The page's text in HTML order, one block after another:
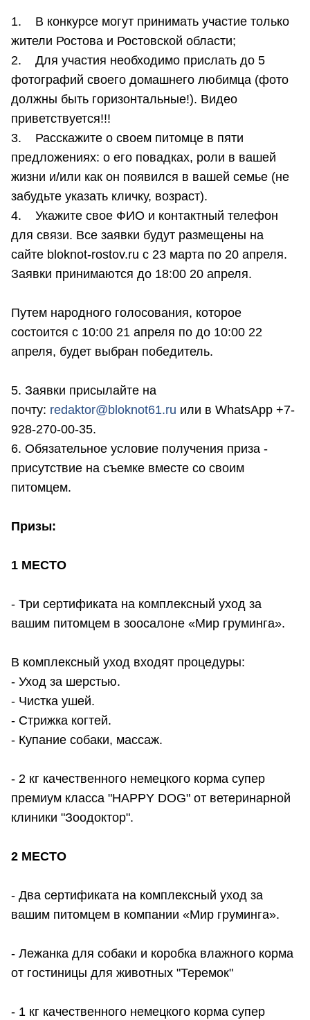
1. В конкурсе могут принимать участие только
жители Ростова и Ростовской области;
2. Для участия необходимо прислать до 5
фотографий своего домашнего любимца (фото
должны быть горизонтальные!). Видео
приветствуется!!!
3. Расскажите о своем питомце в пяти
предложениях: о его повадках, роли в вашей
жизни и/или как он появился в вашей семье (не
забудьте указать кличку, возраст).
4. Укажите свое ФИО и контактный телефон
для связи. Все заявки будут размещены на
сайте bloknot-rostov.ru с 23 марта по 20 апреля.
Заявки принимаются до 18:00 20 апреля.
Путем народного голосования, которое
состоится с 10:00 21 апреля по до 10:00 22
апреля, будет выбран победитель.
5. Заявки присылайте на
почту: redaktor@bloknot61.ru или в WhatsApp +7-
928-270-00-35.
6. Обязательное условие получения приза -
присутствие на съемке вместе со своим
питомцем.
Призы:
1 МЕСТО
- Три сертификата на комплексный уход за
вашим питомцем в зоосалоне «Мир груминга».
В комплексный уход входят процедуры:
- Уход за шерстью.
- Чистка ушей.
- Стрижка когтей.
- Купание собаки, массаж.
- 2 кг качественного немецкого корма супер
премиум класса "HAPPY DOG" от ветеринарной
клиники "Зоодоктор".
2 МЕСТО
- Два сертификата на комплексный уход за
вашим питомцем в компании «Мир груминга».
- Лежанка для собаки и коробка влажного корма
от гостиницы для животных "Теремок"
- 1 кг качественного немецкого корма супер